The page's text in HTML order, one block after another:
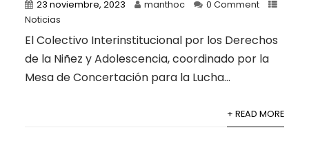
23 noviembre, 2023 manthoc
0 Comment
Noticias
El Colectivo Interinstitucional por los Derechos
de la Niñez y Adolescencia, coordinado por la
Mesa de Concertación para la Lucha...
+ READ MORE